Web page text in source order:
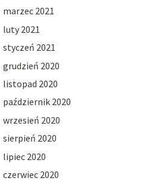
marzec 2021
luty 2021
styczeń 2021
grudzień 2020
listopad 2020
październik 2020
wrzesień 2020
sierpień 2020
lipiec 2020
czerwiec 2020